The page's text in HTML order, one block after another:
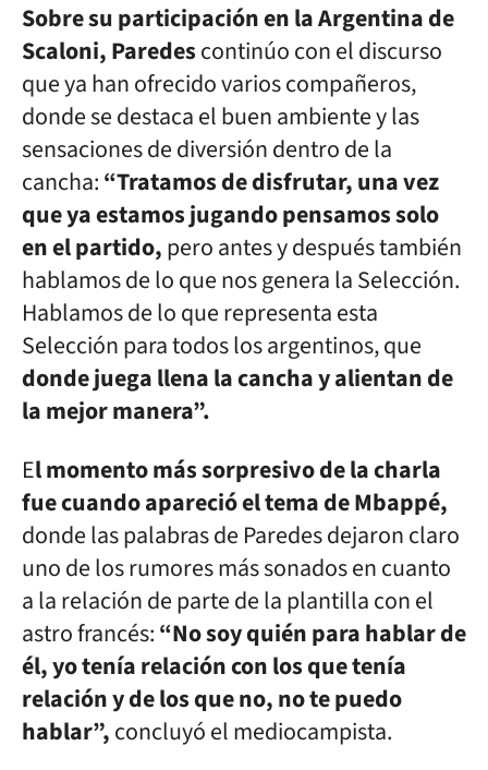
Sobre su participación en la Argentina de
Scaloni, Paredescontinúo con el discurso
que ya han ofrecido varios compañeros,
donde se destaca el buen ambiente y las
sensaciones de diversión dentro de la
cancha:“Tratamos de disfrutar, una vez
que ya estamos jugando pensamos solo
en el partido,pero antes y después también
hablamos de lo que nos genera la Selección.
Hablamos de lo que representa esta
Selección para todos los argentinos, que
donde juega llena la cancha y alientan de
la mejor manera”.
El momento más sorpresivo de la charla
fue cuando apareció el tema de Mbappé,
donde las palabras de Paredes dejaron claro
uno de los rumores más sonados en cuanto
a la relación de parte de la plantilla con el
astro francés:“No soy quién para hablar de
él, yo tenía relación con los que tenía
relación y de los que no, no te puedo
hablar”,concluyó el mediocampista.